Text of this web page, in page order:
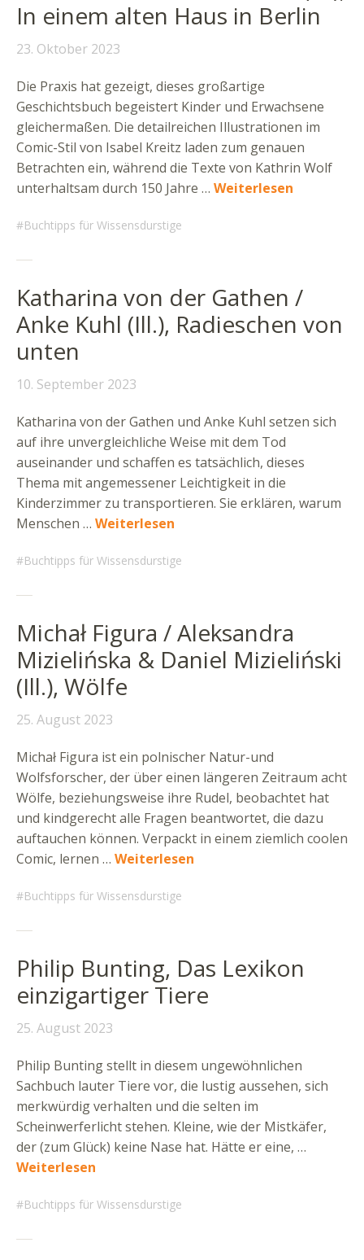
In einem alten Haus in Berlin
23. Oktober 2023
Die Praxis hat gezeigt, dieses großartige
Geschichtsbuch begeistert Kinder und Erwachsene
gleichermaßen. Die detailreichen Illustrationen im
Comic-Stil von Isabel Kreitz laden zum genauen
Betrachten ein, während die Texte von Kathrin Wolf
unterhaltsam durch 150 Jahre … Weiterlesen
Buchtipps für Wissensdurstige
Katharina von der Gathen /
Anke Kuhl (Ill.), Radieschen von
unten
10. September 2023
Katharina von der Gathen und Anke Kuhl setzen sich
auf ihre unvergleichliche Weise mit dem Tod
auseinander und schaffen es tatsächlich, dieses
Thema mit angemessener Leichtigkeit in die
Kinderzimmer zu transportieren. Sie erklären, warum
Menschen … Weiterlesen
Buchtipps für Wissensdurstige
Michał Figura / Aleksandra
Mizielińska & Daniel Mizieliński
(Ill.), Wölfe
25. August 2023
Michał Figura ist ein polnischer Natur-und
Wolfsforscher, der über einen längeren Zeitraum acht
Wölfe, beziehungsweise ihre Rudel, beobachtet hat
und kindgerecht alle Fragen beantwortet, die dazu
auftauchen können. Verpackt in einem ziemlich coolen
Comic, lernen … Weiterlesen
Buchtipps für Wissensdurstige
Philip Bunting, Das Lexikon
einzigartiger Tiere
25. August 2023
Philip Bunting stellt in diesem ungewöhnlichen
Sachbuch lauter Tiere vor, die lustig aussehen, sich
merkwürdig verhalten und die selten im
Scheinwerferlicht stehen. Kleine, wie der Mistkäfer,
der (zum Glück) keine Nase hat. Hätte er eine, …
Weiterlesen
Buchtipps für Wissensdurstige